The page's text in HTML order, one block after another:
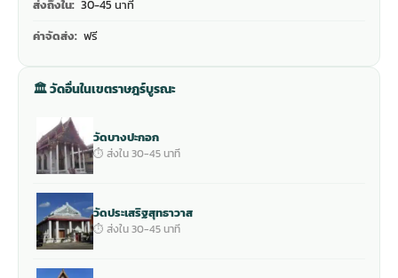
ส่งถึงใน: 30-45 นาที
ค่าจัดส่ง: ฟรี
🏛 วัดอื่นในเขตราษฎร์บูรณะ
วัดบางปะกอก
⏱ ส่งใน 30-45 นาที
วัดประเสริฐสุทธาวาส
⏱ ส่งใน 30-45 นาที